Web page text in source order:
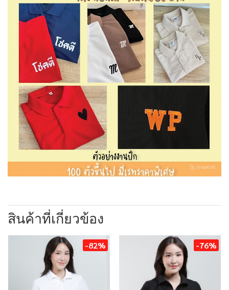
สินค้าที่เกี่ยวข้อง
-82% -76%